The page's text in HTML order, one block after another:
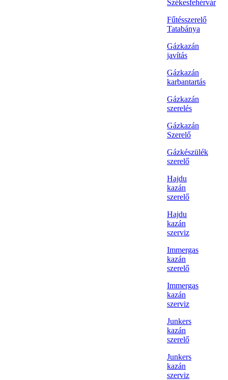
Székesfehérvár
Fűtésszerelő
Tatabánya
Gázkazán
javítás
Gázkazán
karbantartás
Gázkazán
szerelés
Gázkazán
Szerelő
Gázkészülék
szerelő
Hajdu
kazán
szerelő
Hajdu
kazán
szerviz
Immergas
kazán
szerelő
Immergas
kazán
szerviz
Junkers
kazán
szerelő
Junkers
kazán
szerviz